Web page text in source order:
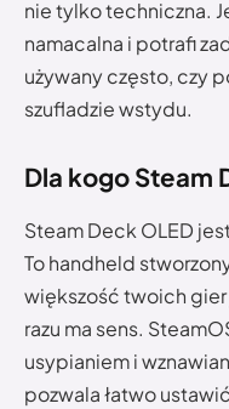
nie tylko techniczna.
namacalna i potrafi
używany często, czy
szufladzie wstydu.
Dla kogo Steam
Steam Deck OLED
To handheld
większość twoich gier
razu ma sens.
usypianiem i
pozwala łatwo